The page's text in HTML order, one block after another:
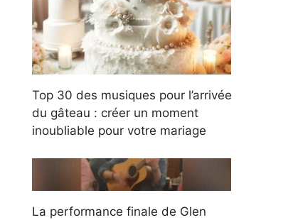
Top 30 des musiques pour l’arrivée
du gâteau : créer un moment
inoubliable pour votre mariage
La performance finale de Glen